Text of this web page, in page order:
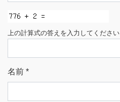
上の計算式の答えを入力してください
名前 *